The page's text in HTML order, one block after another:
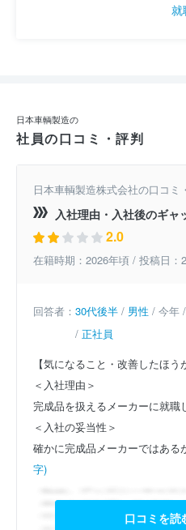
就
日本車輌製造の
社員の口コミ・評判
日本車輌製造株式会社の口コミ
入社理由・入社後のギャ
2.0
在籍時期：2026年頃 / 投稿日：
回答者： 30代後半 / 男性 / 今年 /
/ 正社員
【気になること・改善したほう
＜入社理由＞
完成品を扱えるメーカーに就職
＜入社の妥当性＞
確かに完成品メーカーではある
字)
口コミを読